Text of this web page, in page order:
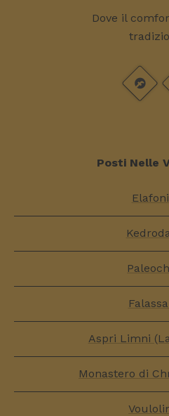
Dove il
Posti Nelle
Aspri Limni
Monastero di